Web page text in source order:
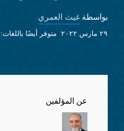
بواسطة غيث العمري
٢٩ مارس ٢٠٢٢ متوفر أيضًا باللغات:
عن المؤلفين